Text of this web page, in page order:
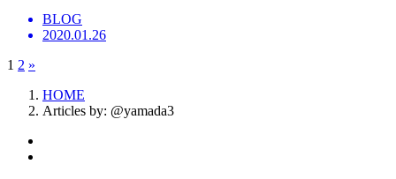
BLOG
2020.01.26
1 2 »
HOME
Articles by: @yamada3